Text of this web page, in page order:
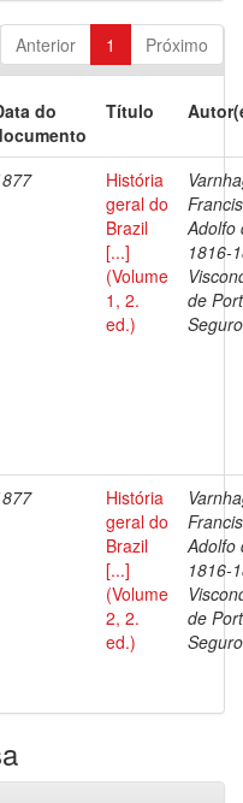
Anterior 1 Próximo
do
Título
História
geral do
Brazil
[...]
(Volume
1, 2.
ed.)
Adolfo
1816-
de
Seguro
História
geral do
Brazil
[...]
(Volume
2, 2.
ed.)
Adolfo
1816-
de
Seguro